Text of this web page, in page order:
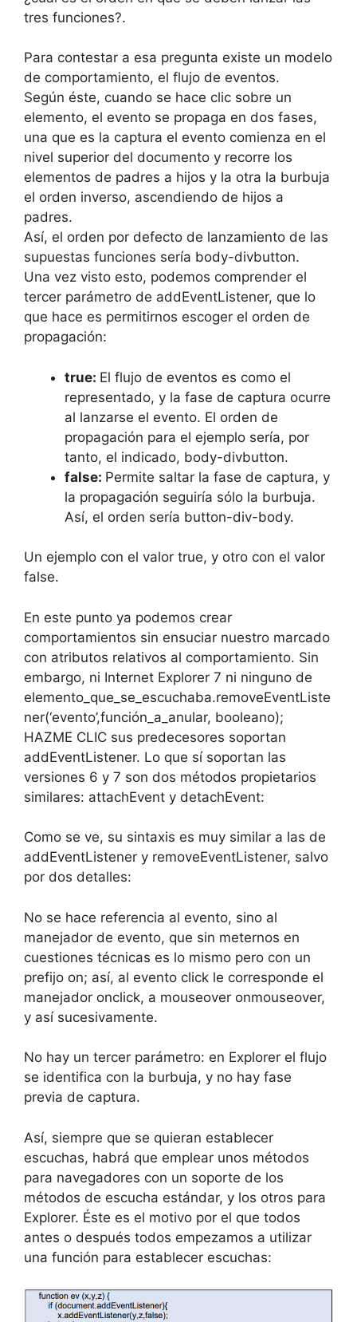
tres funciones?.
Para contestar a esa pregunta existe un modelo
de comportamiento, el flujo de eventos.
Según éste, cuando se hace clic sobre un
elemento, el evento se propaga en dos fases,
una que es la captura el evento comienza en el
nivel superior del documento y recorre los
elementos de padres a hijos y la otra la burbuja
el orden inverso, ascendiendo de hijos a
padres.
Así, el orden por defecto de lanzamiento de las
supuestas funciones sería body-divbutton.
Una vez visto esto, podemos comprender el
tercer parámetro de addEventListener, que lo
que hace es permitirnos escoger el orden de
propagación:
true: El flujo de eventos es como el
representado, y la fase de captura ocurre
al lanzarse el evento. El orden de
propagación para el ejemplo sería, por
tanto, el indicado, body-divbutton.
false: Permite saltar la fase de captura, y
la propagación seguiría sólo la burbuja.
Así, el orden sería button-div-body.
Un ejemplo con el valor true, y otro con el valor
false.
En este punto ya podemos crear
comportamientos sin ensuciar nuestro marcado
con atributos relativos al comportamiento. Sin
embargo, ni Internet Explorer 7 ni ninguno de
elemento_que_se_escuchaba.removeEventListe
ner(‘evento’,función_a_anular, booleano);
HAZME CLIC sus predecesores soportan
addEventListener. Lo que sí soportan las
versiones 6 y 7 son dos métodos propietarios
similares: attachEvent y detachEvent:
Como se ve, su sintaxis es muy similar a las de
addEventListener y removeEventListener, salvo
por dos detalles:
No se hace referencia al evento, sino al
manejador de evento, que sin meternos en
cuestiones técnicas es lo mismo pero con un
prefijo on; así, al evento click le corresponde el
manejador onclick, a mouseover onmouseover,
y así sucesivamente.
No hay un tercer parámetro: en Explorer el flujo
se identifica con la burbuja, y no hay fase
previa de captura.
Así, siempre que se quieran establecer
escuchas, habrá que emplear unos métodos
para navegadores con un soporte de los
métodos de escucha estándar, y los otros para
Explorer. Éste es el motivo por el que todos
antes o después todos empezamos a utilizar
una función para establecer escuchas: